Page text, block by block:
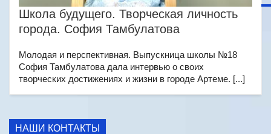
Школа будущего. Творческая личность
города. София Тамбулатова
Молодая и перспективная. Выпускница школы №18
София Тамбулатова дала интервью о своих
творческих достижениях и жизни в городе Артеме. [...]
НАШИ КОНТАКТЫ